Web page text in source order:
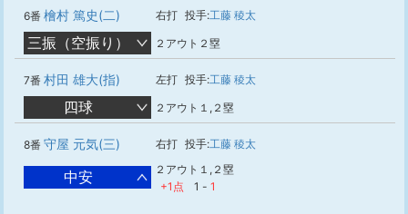
6番 檜村 篤史(二) 右打 投手:工藤 稜太
三振（空振り） ２アウト２塁
7番 村田 雄大(指) 左打 投手:工藤 稜太
四球 ２アウト１,２塁
8番 守屋 元気(三) 右打 投手:工藤 稜太
中安
２アウト１,２塁
+1点
1 - 1